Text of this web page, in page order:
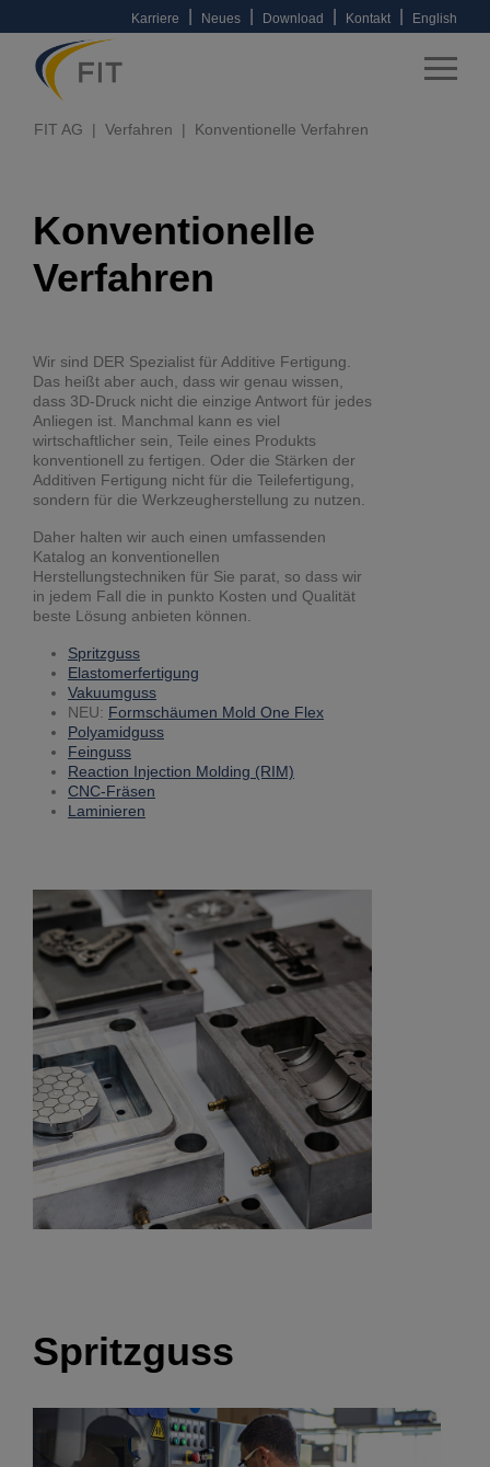
Karriere Neues Download Kontakt English
FIT AG Verfahren Konventionelle Verfahren
Konventionelle
Verfahren
Wir sind DER Spezialist für Additive Fertigung.
Das heißt aber auch, dass wir genau wissen,
dass 3D-Druck nicht die einzige Antwort für jedes
Anliegen ist. Manchmal kann es viel
wirtschaftlicher sein, Teile eines Produkts
konventionell zu fertigen. Oder die Stärken der
Additiven Fertigung nicht für die Teilefertigung,
sondern für die Werkzeugherstellung zu nutzen.
Daher halten wir auch einen umfassenden
Katalog an konventionellen
Herstellungstechniken für Sie parat, so dass wir
in jedem Fall die in punkto Kosten und Qualität
beste Lösung anbieten können.
Spritzguss
Elastomerfertigung
Vakuumguss
NEU: Formschäumen Mold One Flex
Polyamidguss
Feinguss
Reaction Injection Molding (RIM)
CNC-Fräsen
Laminieren
Spritzguss